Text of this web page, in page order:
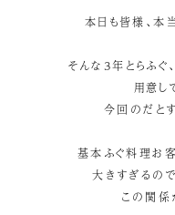
本日も皆様、本
そんな3年とらふぐ
用意し
今回のだと
基本ふぐ料理お
大きすぎるの
この関係